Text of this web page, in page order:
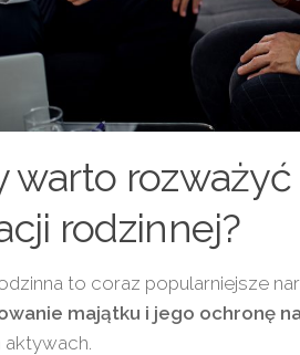
warto
rodzinnej?
to coraz popularniejsze
majątku i jego ochronę